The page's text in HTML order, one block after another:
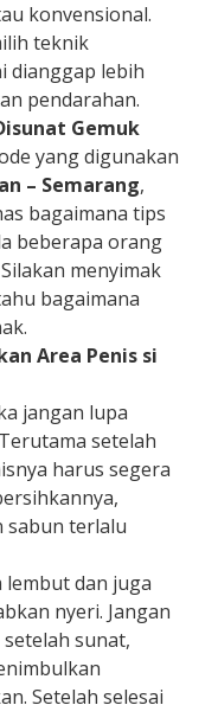
konvensional.
teknik
dianggap lebih
pendarahan.
Gemuk
yang digunakan
– Semarang,
bagaimana tips
beberapa orang
menyimak
bagaimana
Area Penis si
jangan lupa
setelah
harus segera
sabun terlalu
lembut dan juga
nyeri. Jangan
sunat,
Setelah selesai